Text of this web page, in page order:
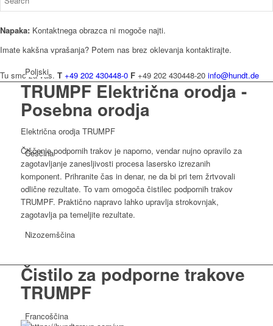
Poljski
Češčina
Nizozemščina
Francoščina
Napaka: Kontaktnega obrazca ni mogoče najti.
Imate kakšna vprašanja? Potem nas brez oklevanja kontaktirajte.
Tu smo za vas. T +49 202 430448-0 F +49 202 430448-20 info@hundt.de
TRUMPF Električna orodja -
Posebna orodja
Električna orodja TRUMPF
Čiščenje podpornih trakov je naporno, vendar nujno opravilo za
zagotavljanje zanesljivosti procesa lasersko izrezanih
komponent. Prihranite čas in denar, ne da bi pri tem žrtvovali
odlične rezultate. To vam omogoča čistilec podpornih trakov
TRUMPF. Praktično napravo lahko upravlja strokovnjak,
zagotavlja pa temeljite rezultate.
Čistilo za podporne trakove
TRUMPF